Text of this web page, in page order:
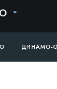
ДИНАМО-